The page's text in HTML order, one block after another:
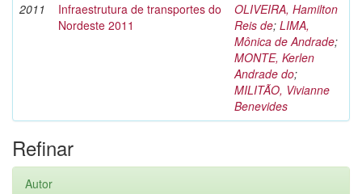
2011
Infraestrutura de transportes do
Nordeste 2011
OLIVEIRA, Hamilton
Reis de; LIMA,
Mônica de Andrade;
MONTE, Kerlen
Andrade do;
MILITÃO, Vivianne
Benevides
Refinar
Autor